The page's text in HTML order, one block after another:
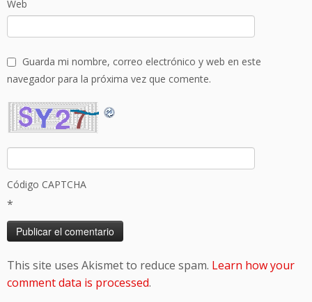
Web
Guarda mi nombre, correo electrónico y web en este
navegador para la próxima vez que comente.
Código CAPTCHA
*
This site uses Akismet to reduce spam. Learn how your
comment data is processed.